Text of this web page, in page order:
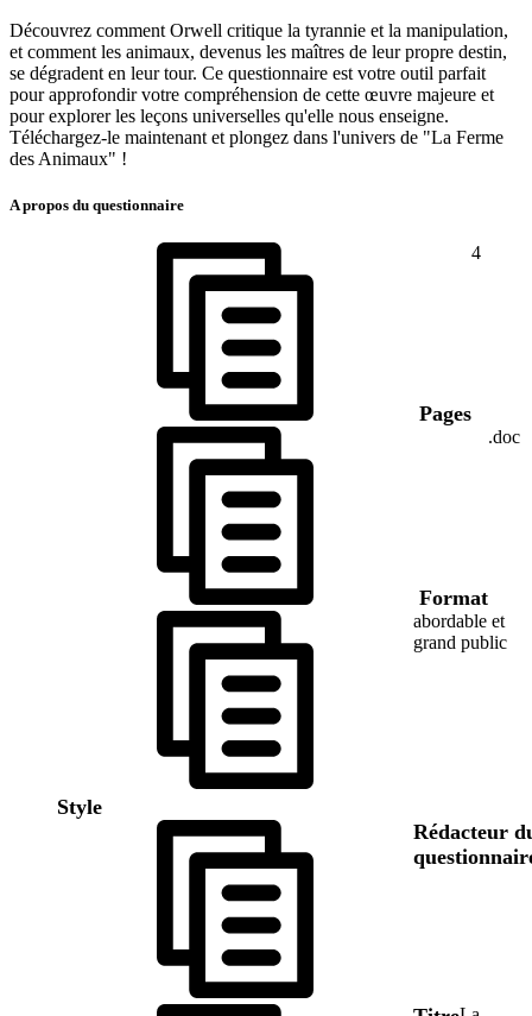
Découvrez comment Orwell critique la tyrannie et la manipulation,
et comment les animaux, devenus les maîtres de leur propre destin,
se dégradent en leur tour. Ce questionnaire est votre outil parfait
pour approfondir votre compréhension de cette œuvre majeure et
pour explorer les leçons universelles qu'elle nous enseigne.
Téléchargez-le maintenant et plongez dans l'univers de "La Ferme
des Animaux" !
A propos du questionnaire
Pages
4
Format
.doc
Style
abordable et
grand public
Rédacteur